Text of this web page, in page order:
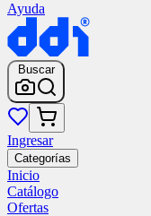
Ayuda
Buscar
Ingresar
Categorías
Inicio
Catálogo
Ofertas